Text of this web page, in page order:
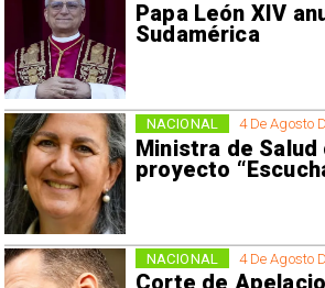
Papa León XIV
Sudamérica
4 De Agosto
Ministra de
proyecto
NACIONAL
4 De Agosto
NACIONAL